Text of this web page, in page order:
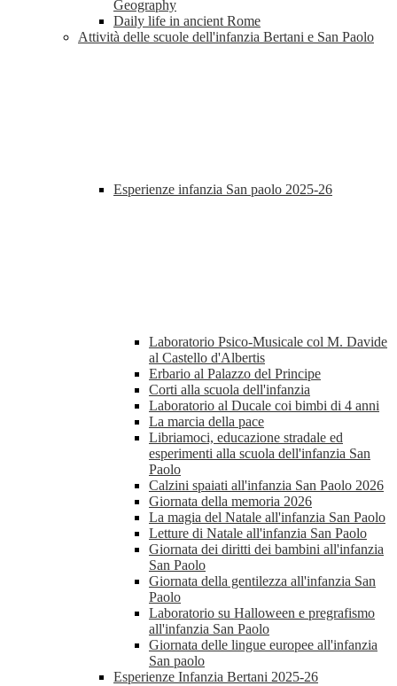
Geography
Daily life in ancient Rome
Attività delle scuole dell'infanzia Bertani e San Paolo
Esperienze infanzia San paolo 2025-26
Laboratorio Psico-Musicale col M. Davide
al Castello d'Albertis
Erbario al Palazzo del Principe
Corti alla scuola dell'infanzia
Laboratorio al Ducale coi bimbi di 4 anni
La marcia della pace
Libriamoci, educazione stradale ed
esperimenti alla scuola dell'infanzia San
Paolo
Calzini spaiati all'infanzia San Paolo 2026
Giornata della memoria 2026
La magia del Natale all'infanzia San Paolo
Letture di Natale all'infanzia San Paolo
Giornata dei diritti dei bambini all'infanzia
San Paolo
Giornata della gentilezza all'infanzia San
Paolo
Laboratorio su Halloween e pregrafismo
all'infanzia San Paolo
Giornata delle lingue europee all'infanzia
San paolo
Esperienze Infanzia Bertani 2025-26